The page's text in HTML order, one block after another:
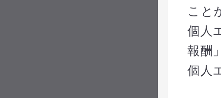
こと
個人
報酬
個人